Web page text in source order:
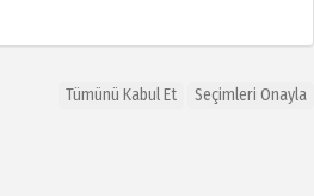
Tümünü Kabul Et Seçimleri Onayla